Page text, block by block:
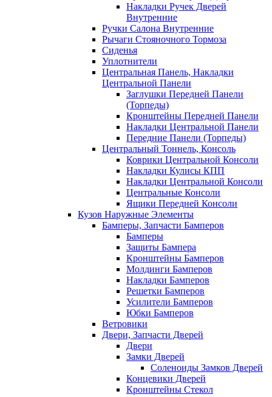
Накладки Ручек Дверей
Внутренние
Ручки Салона Внутренние
Рычаги Стояночного Тормоза
Сиденья
Уплотнители
Центральная Панель, Накладки
Центральной Панели
Заглушки Передней Панели
(Торпеды)
Кронштейны Передней Панели
Накладки Центральной Панели
Передние Панели (Торпеды)
Центральный Тоннель, Консоль
Коврики Центральной Консоли
Накладки Кулисы КПП
Накладки Центральной Консоли
Центральные Консоли
Ящики Передней Консоли
Кузов Наружные Элементы
Бамперы, Запчасти Бамперов
Бамперы
Защиты Бампера
Кронштейны Бамперов
Молдинги Бамперов
Накладки Бамперов
Решетки Бамперов
Усилители Бамперов
Юбки Бамперов
Ветровики
Двери, Запчасти Дверей
Двери
Замки Дверей
Соленоиды Замков Дверей
Концевики Дверей
Кронштейны Стекол